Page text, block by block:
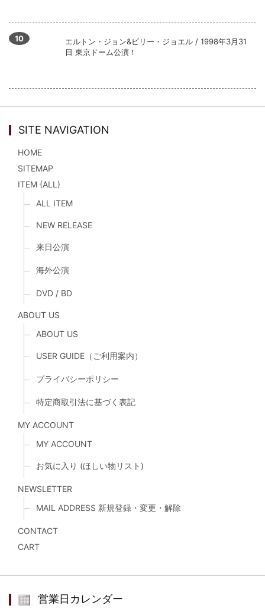
エルトン・ジョン&ビリー・ジョエル / 1998年3月31
日 東京ドーム公演！
SITE NAVIGATION
HOME
SITEMAP
ITEM (ALL)
ALL ITEM
NEW RELEASE
来日公演
海外公演
DVD / BD
ABOUT US
ABOUT US
USER GUIDE（ご利用案内）
プライバシーポリシー
特定商取引法に基づく表記
MY ACCOUNT
MY ACCOUNT
お気に入り (ほしい物リスト)
NEWSLETTER
MAIL ADDRESS 新規登録・変更・解除
CONTACT
CART
営業日カレンダー